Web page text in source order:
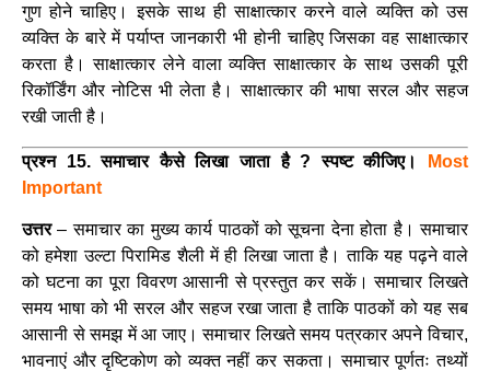
गुण होने चाहिए। इसके साथ ही साक्षात्कार करने वाले व्यक्ति को उस
व्यक्ति के बारे में पर्याप्त जानकारी भी होनी चाहिए जिसका वह साक्षात्कार
करता है। साक्षात्कार लेने वाला व्यक्ति साक्षात्कार के साथ उसकी पूरी
रिकॉर्डिंग और नोटिस भी लेता है। साक्षात्कार की भाषा सरल और सहज
रखी जाती है।
प्रश्न 15. समाचार कैसे लिखा जाता है ? स्पष्ट कीजिए।
Most
Important
उत्तर– समाचार का मुख्य कार्य पाठकों को सूचना देना होता है। समाचार
को हमेशा उल्टा पिरामिड शैली में ही लिखा जाता है। ताकि यह पढ़ने वाले
को घटना का पूरा विवरण आसानी से प्रस्तुत कर सकें। समाचार लिखते
समय भाषा को भी सरल और सहज रखा जाता है ताकि पाठकों को यह सब
आसानी से समझ में आ जाए। समाचार लिखते समय पत्रकार अपने विचार,
भावनाएं और दृष्टिकोण को व्यक्त नहीं कर सकता। समाचार पूर्णतः तथ्यों